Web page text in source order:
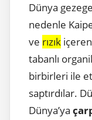
Dünya
nedenle
ve rızık
tabanlı
birbirleri ile
saptırdılar.
Dünya’ya